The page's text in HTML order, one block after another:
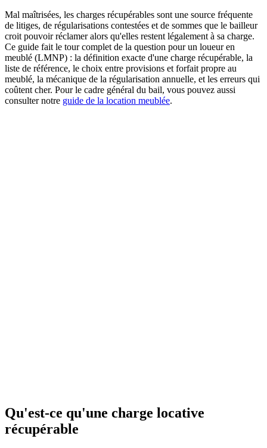
Mal maîtrisées, les charges récupérables sont une source fréquente
de litiges, de régularisations contestées et de sommes que le bailleur
croit pouvoir réclamer alors qu'elles restent légalement à sa charge.
Ce guide fait le tour complet de la question pour un loueur en
meublé (LMNP) : la définition exacte d'une charge récupérable, la
liste de référence, le choix entre provisions et forfait propre au
meublé, la mécanique de la régularisation annuelle, et les erreurs qui
coûtent cher. Pour le cadre général du bail, vous pouvez aussi
consulter notre guide de la location meublée.
Qu'est-ce qu'une charge locative
récupérable